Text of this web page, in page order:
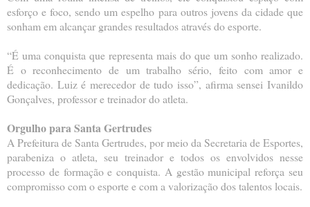
esforço e foco, sendo um espelho para outros jovens da cidade que
sonham em alcançar grandes resultados através do esporte.
“É uma conquista que representa mais do que um sonho realizado.
É o reconhecimento de um trabalho sério, feito com amor e
dedicação. Luiz é merecedor de tudo isso”, afirma sensei Ivanildo
Gonçalves, professor e treinador do atleta.
Orgulho para Santa Gertrudes
A Prefeitura de Santa Gertrudes, por meio da Secretaria de Esportes,
parabeniza o atleta, seu treinador e todos os envolvidos nesse
processo de formação e conquista. A gestão municipal reforça seu
compromisso com o esporte e com a valorização dos talentos locais.